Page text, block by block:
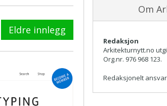
Eldre innlegg
Om
Redaksjon
Arkitekturnytt.no
Org.nr. 976 968 123.
Redaksjonelt